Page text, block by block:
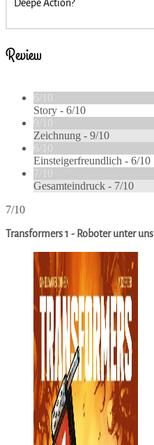
Deepe Action?
Review
6/10
Story - 6/10
9/10
Zeichnung - 9/10
6/10
Einsteigerfreundlich - 6/10
7/10
Gesamteindruck - 7/10
7/10
Transformers 1 - Roboter unter uns